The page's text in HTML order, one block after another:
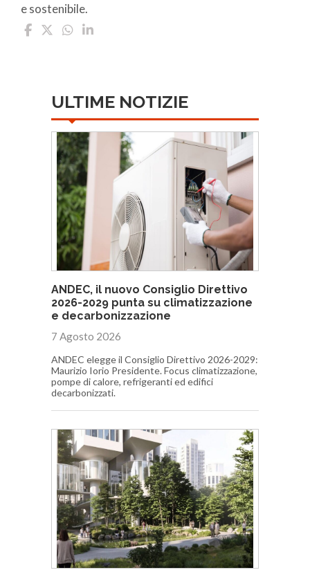
e sostenibile.
ULTIME NOTIZIE
ANDEC, il nuovo Consiglio Direttivo
2026-2029 punta su climatizzazione
e decarbonizzazione
7 Agosto 2026
ANDEC elegge il Consiglio Direttivo 2026-2029:
Maurizio Iorio Presidente. Focus climatizzazione,
pompe di calore, refrigeranti ed edifici
decarbonizzati.